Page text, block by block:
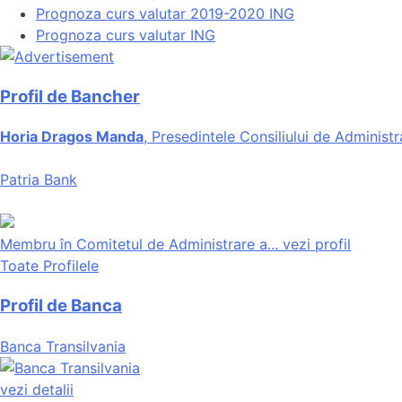
Prognoza curs valutar 2019-2020 ING
Prognoza curs valutar ING
Profil de Bancher
Horia Dragos Manda, Presedintele Consiliului de
Patria Bank
Membru în Comitetul de Administrare a... vezi profil
Toate Profilele
Profil de Banca
Banca Transilvania
vezi detalii